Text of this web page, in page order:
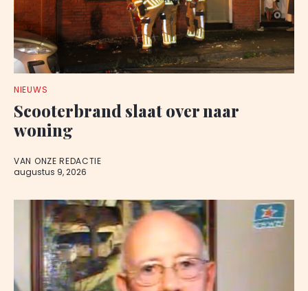
NIEUWS
Scooterbrand slaat over naar
woning
VAN ONZE REDACTIE
augustus 9, 2026